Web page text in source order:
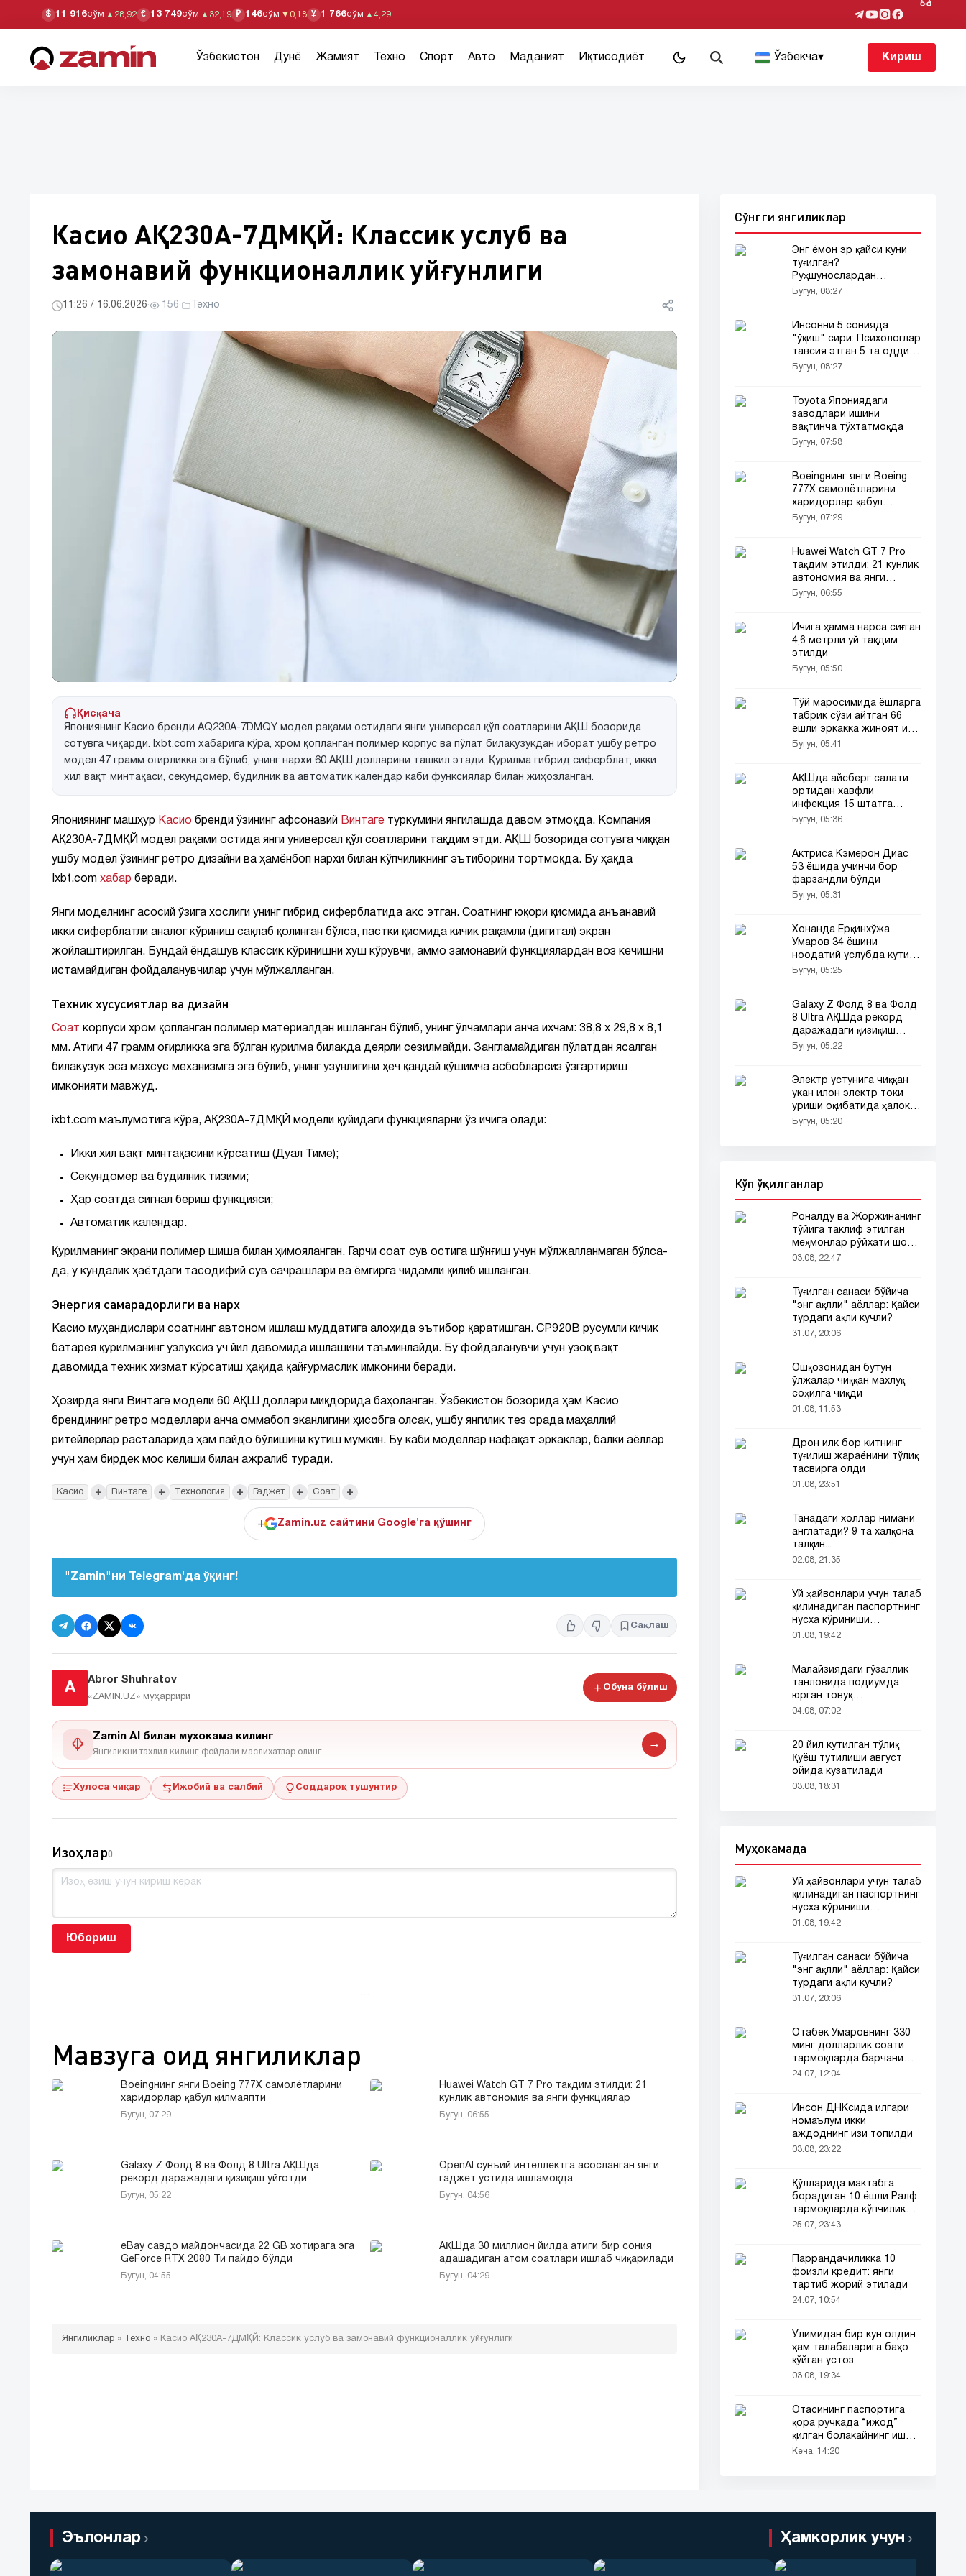
$ 11 916сўм ▲ 28,92 € 13 749сўм ▲ 32,19 ₽ 146сўм ▼ 0,18 ¥ 1 766сўм ▲ 4,29
Ўзбекистон Дунё Жамият Техно Спорт Авто Маданият Иқтисодиёт Ўзбекча▾ Кириш
Касио АҚ230А-7ДМҚЙ: Классик услуб ва
замонавий функционаллик уйғунлиги
11:26 / 16.06.2026· 156· Техно
Қисқача
Япониянинг Касио бренди AQ230A-7DMQY модел рақами остидаги янги универсал қўл соатларини АҚШ бозорида
сотувга чиқарди. Ixbt.com хабарига кўра, хром қопланган полимер корпус ва пўлат билакузукдан иборат ушбу ретро
модел 47 грамм оғирликка эга бўлиб, унинг нархи 60 АҚШ долларини ташкил этади. Қурилма гибрид сиферблат, икки
хил вақт минтақаси, секундомер, будилник ва автоматик календар каби функсиялар билан жиҳозланган.
Япониянинг машҳур Касио бренди ўзининг афсонавий Винтаге туркумини янгилашда давом этмоқда. Компания
АҚ230А-7ДМҚЙ модел рақами остида янги универсал қўл соатларини тақдим этди. АҚШ бозорида сотувга чиққан
ушбу модел ўзининг ретро дизайни ва ҳамёнбоп нархи билан кўпчиликнинг эътиборини тортмоқда. Бу ҳақда
Ixbt.com хабар беради.
Янги моделнинг асосий ўзига хослиги унинг гибрид сиферблатида акс этган. Соатнинг юқори қисмида анъанавий
икки сиферблатли аналог кўриниш сақлаб қолинган бўлса, пастки қисмида кичик рақамли (дигитал) экран
жойлаштирилган. Бундай ёндашув классик кўринишни хуш кўрувчи, аммо замонавий функциялардан воз кечишни
истамайдиган фойдаланувчилар учун мўлжалланган.
Техник хусусиятлар ва дизайн
Соат корпуси хром қопланган полимер материалдан ишланган бўлиб, унинг ўлчамлари анча ихчам: 38,8 х 29,8 х 8,1
мм. Атиги 47 грамм оғирликка эга бўлган қурилма билакда деярли сезилмайди. Зангламайдиган пўлатдан ясалган
билакузук эса махсус механизмга эга бўлиб, унинг узунлигини ҳеч қандай қўшимча асбобларсиз ўзгартириш
имконияти мавжуд.
ixbt.com маълумотига кўра, АҚ230А-7ДМҚЙ модели қуйидаги функцияларни ўз ичига олади:
Икки хил вақт минтақасини кўрсатиш (Дуал Тиме);
Секундомер ва будилник тизими;
Ҳар соатда сигнал бериш функцияси;
Автоматик календар.
Қурилманинг экрани полимер шиша билан ҳимояланган. Гарчи соат сув остига шўнғиш учун мўлжалланмаган бўлса-
да, у кундалик ҳаётдаги тасодифий сув сачрашлари ва ёмғирга чидамли қилиб ишланган.
Энергия самарадорлиги ва нарх
Касио муҳандислари соатнинг автоном ишлаш муддатига алоҳида эътибор қаратишган. СР920В русумли кичик
батарея қурилманинг узлуксиз уч йил давомида ишлашини таъминлайди. Бу фойдаланувчи учун узоқ вақт
давомида техник хизмат кўрсатиш ҳақида қайғурмаслик имконини беради.
Ҳозирда янги Винтаге модели 60 АҚШ доллари миқдорида баҳоланган. Ўзбекистон бозорида ҳам Касио
брендининг ретро моделлари анча оммабоп эканлигини ҳисобга олсак, ушбу янгилик тез орада маҳаллий
ритейлерлар расталарида ҳам пайдо бўлишини кутиш мумкин. Бу каби моделлар нафақат эркаклар, балки аёллар
учун ҳам бирдек мос келиши билан ажралиб туради.
Касио + Винтаге + Технология + Гаджет + Соат +
+ Zamin.uz сайтини Google'га қўшинг
"Zamin"ни Telegram'да ўқинг!
Сақлаш
A
Abror Shuhratov
«ZAMIN.UZ» муҳаррири
Обуна бўлиш
Zamin AI билан мухокама килинг
Янгиликни тахлил килинг, фойдали маслихатлар олинг
→
Хулоса чиқар Ижобий ва салбий Соддароқ тушунтир
Изоҳлар0
Юбориш
…
Мавзуга оид янгиликлар
Boeingнинг янги Boeing 777X самолётларини
харидорлар қабул қилмаяпти
Бугун, 07:29
Huawei Watch GT 7 Pro тақдим этилди: 21
кунлик автономия ва янги функциялар
Бугун, 06:55
Galaxy Z Фолд 8 ва Фолд 8 Ultra АҚШда
рекорд даражадаги қизиқиш уйғотди
Бугун, 05:22
OpenAI сунъий интеллектга асосланган янги
гаджет устида ишламоқда
Бугун, 04:56
eBay савдо майдончасида 22 GB хотирага эга
GeForce RTX 2080 Ти пайдо бўлди
Бугун, 04:55
АҚШда 30 миллион йилда атиги бир сония
адашадиган атом соатлари ишлаб чиқарилади
Бугун, 04:29
Янгиликлар » Техно » Касио АҚ230А-7ДМҚЙ: Классик услуб ва замонавий функционаллик уйғунлиги
Сўнгги янгиликлар
Энг ёмон эр қайси куни
туғилган?
Руҳшунослардан
"антиқа" антирейтинг!
Бугун, 08:27
Инсонни 5 сонияда
"ўқиш" сири: Психологлар
тавсия этган 5 та оддий
усул
Бугун, 08:27
Toyota Япониядаги
заводлари ишини
вақтинча тўхтатмоқда
Бугун, 07:58
Boeingнинг янги Boeing
777X самолётларини
харидорлар қабул
қилмаяпти
Бугун, 07:29
Huawei Watch GT 7 Pro
тақдим этилди: 21 кунлик
автономия ва янги
функциялар
Бугун, 06:55
Ичига ҳамма нарса сиғган
4,6 метрли уй тақдим
этилди
Бугун, 05:50
Тўй маросимида ёшларга
табрик сўзи айтган 66
ёшли эркакка жиноят иши
очилди
Бугун, 05:41
АҚШда айсберг салати
ортидан хавфли
инфекция 15 штатга
ёйилди!
Бугун, 05:36
Актриса Кэмерон Диас
53 ёшида учинчи бор
фарзандли бўлди
Бугун, 05:31
Хонанда Ёрқинхўжа
Умаров 34 ёшини
ноодатий услубда кутиб
олди!
Бугун, 05:25
Galaxy Z Фолд 8 ва Фолд
8 Ultra АҚШда рекорд
даражадаги қизиқиш
уйғотди
Бугун, 05:22
Электр устунига чиққан
укан илон электр токи
уриши оқибатида ҳалок
бўлди
Бугун, 05:20
Кўп ўқилганлар
Роналду ва Жоржинанинг
тўйига таклиф этилган
меҳмонлар рўйхати шов-
шувда
03.08, 22:47
Туғилган санаси бўйича
"энг ақлли" аёллар: Қайси
турдаги ақли кучли?
31.07, 20:06
Ошқозонидан бутун
ўлжалар чиққан махлуқ
соҳилга чиқди
01.08, 11:53
Дрон илк бор китнинг
туғилиш жараёнини тўлиқ
тасвирга олди
01.08, 23:51
Танадаги холлар нимани
англатади? 9 та халқона
талқин...
02.08, 21:35
Уй ҳайвонлари учун талаб
қилинадиган паспортнинг
нусха кўриниши
тармоқларда тарқалди
01.08, 19:42
Малайзиядаги гўзаллик
танловида подиумда
юрган товуқ
томошабинлар
04.08, 07:02
20 йил кутилган тўлиқ
Қуёш тутилиши август
ойида кузатилади
03.08, 18:31
Муҳокамада
Уй ҳайвонлари учун талаб
қилинадиган паспортнинг
нусха кўриниши
тармоқларда тарқалди
01.08, 19:42
Туғилган санаси бўйича
"энг ақлли" аёллар: Қайси
турдаги ақли кучли?
31.07, 20:06
Отабек Умаровнинг 330
минг долларлик соати
тармоқларда барчани
эътиборини тортди!
24.07, 12:04
Инсон ДНКсида илгари
номаълум икки
аждоднинг изи топилди
03.08, 23:22
Қўлларида мактабга
борадиган 10 ёшли Ралф
тармоқларда кўпчиликни
таъсирлантирди
25.07, 23:43
Паррандачиликка 10
фоизли кредит: янги
тартиб жорий этилади
24.07, 10:54
Ўлимидан бир кун олдин
ҳам талабаларига баҳо
қўйган устоз
03.08, 19:34
Отасининг паспортига
қора ручкада “ижод”
қилган болакайнинг иши
барчанинг диққатини
Кеча, 14:20
Эълонлар Ҳамкорлик учун